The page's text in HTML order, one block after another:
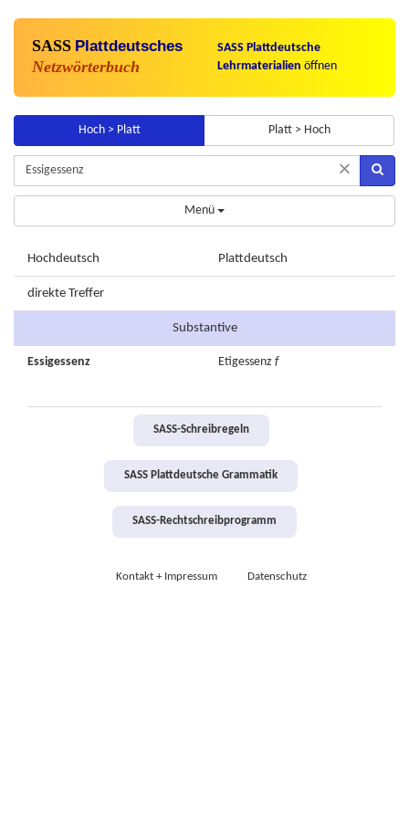
SASS Plattdeutsches
Netzwörterbuch
SASS Plattdeutsche
Lehrmaterialien öffnen
Hoch > Platt Platt > Hoch
×
Menü
Hochdeutsch Plattdeutsch
direkte Treffer
Substantive
Essigessenz Etigessenz f
SASS-Schreibregeln
SASS Plattdeutsche Grammatik
SASS-Rechtschreibprogramm
Kontakt + Impressum Datenschutz